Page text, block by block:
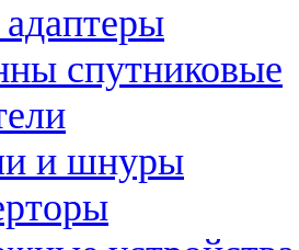
спутниковые
и шнуры